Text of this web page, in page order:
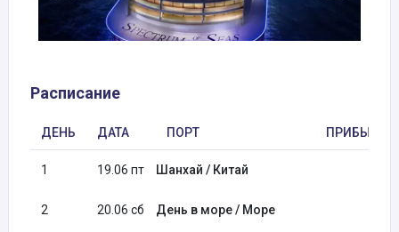
Расписание
ДЕНЬ ДАТА ПОРТ ПРИБЫТИЕ
1 19.06 пт Шанхай / Китай
2 20.06 сб День в море / Море